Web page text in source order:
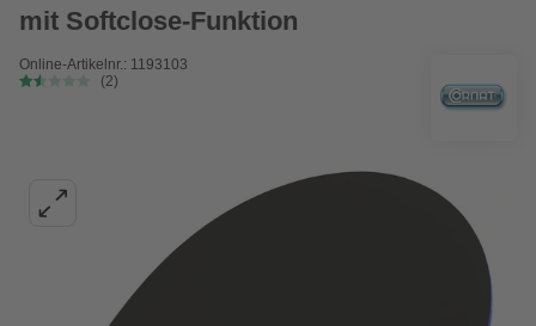
mit Softclose-Funktion
Online-Artikelnr.: 1193103
(2)